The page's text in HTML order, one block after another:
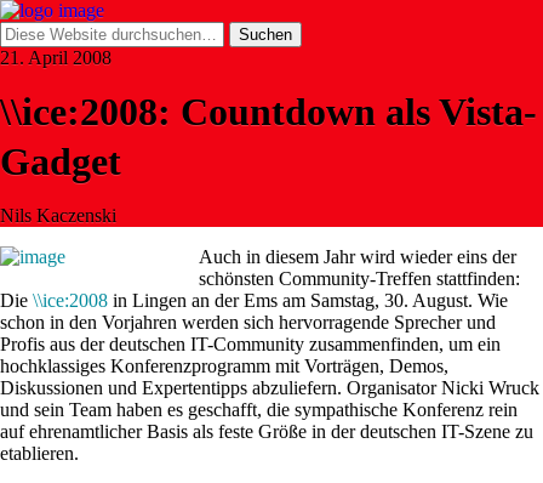
21. April 2008
\\ice:2008: Countdown als Vista-
Gadget
Nils Kaczenski
Auch in diesem Jahr wird wieder eins der
schönsten Community-Treffen stattfinden:
Die \\ice:2008 in Lingen an der Ems am Samstag, 30. August. Wie
schon in den Vorjahren werden sich hervorragende Sprecher und
Profis aus der deutschen IT-Community zusammenfinden, um ein
hochklassiges Konferenzprogramm mit Vorträgen, Demos,
Diskussionen und Expertentipps abzuliefern. Organisator Nicki Wruck
und sein Team haben es geschafft, die sympathische Konferenz rein
auf ehrenamtlicher Basis als feste Größe in der deutschen IT-Szene zu
etablieren.